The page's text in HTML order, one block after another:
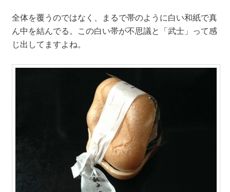
全体を覆うのではなく、まるで帯のように白い和紙で真
ん中を結んでる。この白い帯が不思議と「武士」って感
じ出してますよね。